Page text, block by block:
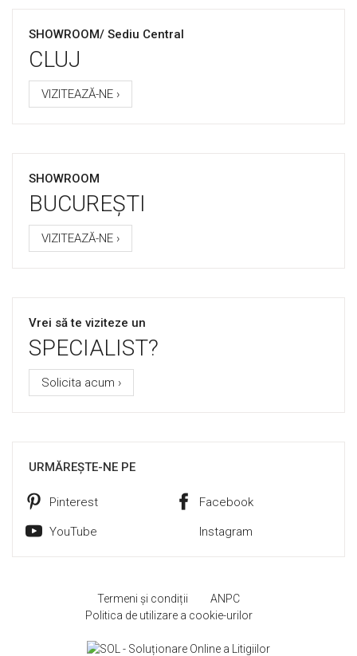
SHOWROOM/ Sediu Central
CLUJ
VIZITEAZĂ-NE ›
SHOWROOM
BUCUREȘTI
VIZITEAZĂ-NE ›
Vrei să te viziteze un
SPECIALIST?
Solicita acum ›
URMĂREȘTE-NE PE
Pinterest Facebook
YouTube Instagram
Termeni și condiții
ANPC
Politica de utilizare a cookie-urilor